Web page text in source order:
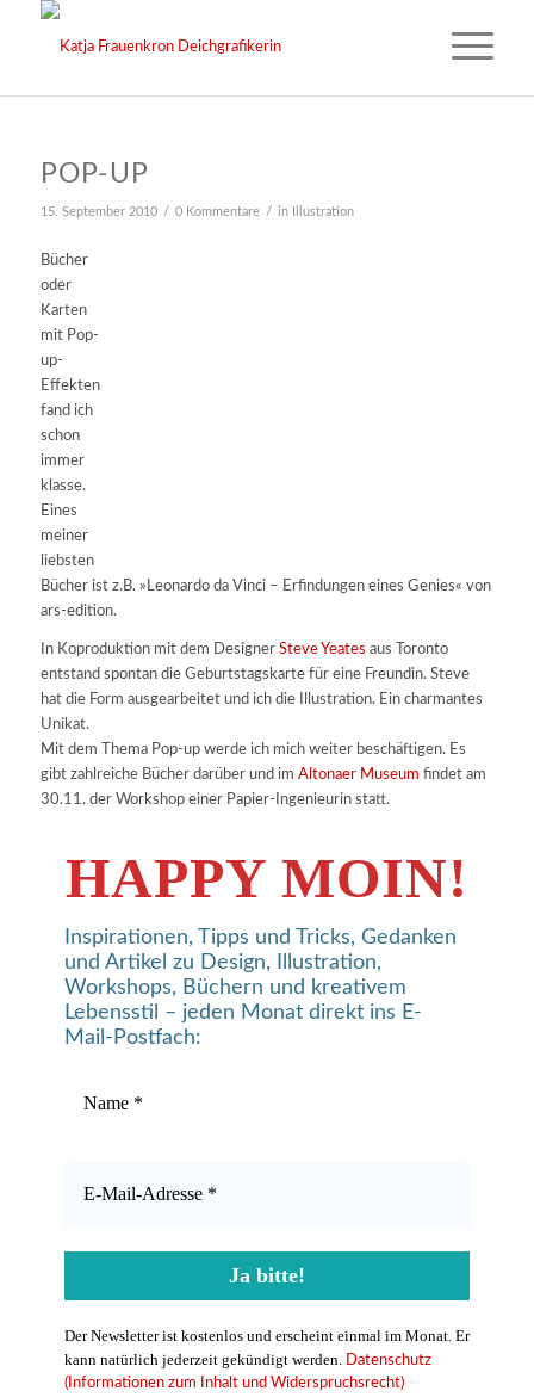
POP-UP
15. September 2010 / 0 Kommentare / in Illustration
Bücher
oder
Karten
mit Pop-
up-
Effekten
fand ich
schon
immer
klasse.
Eines
meiner
liebsten
Bücher ist z.B. »Leonardo da Vinci – Erfindungen eines Genies« von
ars-edition.
In Koproduktion mit dem Designer Steve Yeates aus Toronto
entstand spontan die Geburtstagskarte für eine Freundin. Steve
hat die Form ausgearbeitet und ich die Illustration. Ein charmantes
Unikat.
Mit dem Thema Pop-up werde ich mich weiter beschäftigen. Es
gibt zahlreiche Bücher darüber und im Altonaer Museum findet am
30.11. der Workshop einer Papier-Ingenieurin statt.
HAPPY MOIN!
Inspirationen, Tipps und Tricks, Gedanken
und Artikel zu Design, Illustration,
Workshops, Büchern und kreativem
Lebensstil – jeden Monat direkt ins E-
Mail-Postfach:
Der Newsletter ist kostenlos und erscheint einmal im Monat. Er
kann natürlich jederzeit gekündigt werden.
Datenschutz
(Informationen zum Inhalt und Widerspruchsrecht)